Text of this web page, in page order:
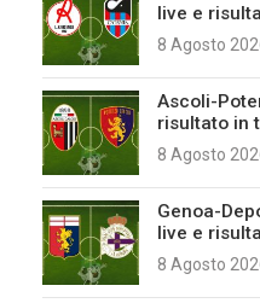
live e
8 Agosto
Ascoli-
risultato in
8 Agosto
Genoa-
live e
8 Agosto